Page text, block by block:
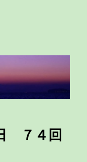
７４回